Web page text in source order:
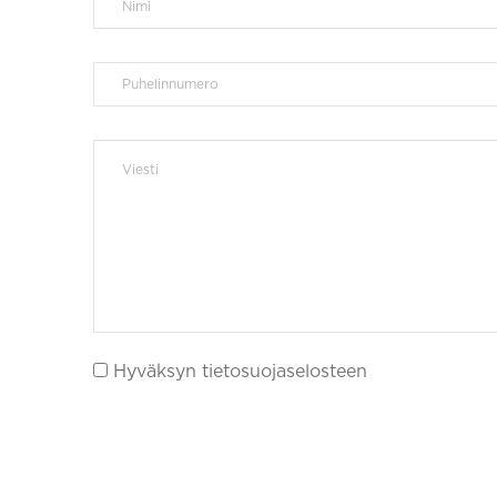
Hyväksyn tietosuojaselosteen